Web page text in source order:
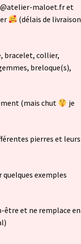
maloet.fr et
(délais de livraison
bracelet, collier,
breloque(s),
(mais chut
je
pierres et leurs
exemples
être et ne remplace en